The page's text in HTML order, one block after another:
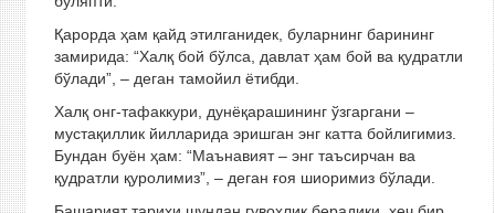
Қарорда ҳам қайд этилганидек, буларнинг барининг
замирида: “Халқ бой бўлса, давлат ҳам бой ва қудратли
бўлади”, – деган тамойил ётибди.
Халқ онг-тафаккури, дунёқарашининг ўзгаргани –
мустақиллик йилларида эришган энг катта бойлигимиз.
Бундан буён ҳам: “Маънавият – энг таъсирчан ва
қудратли қуролимиз”, – деган ғоя шиоримиз бўлади.